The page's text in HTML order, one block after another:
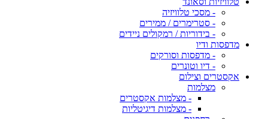
- מסכי טלוויזיה
- סטרימרים / ממירים
- בידוריות / רמקולים ניידים
מדפסות ודיו
- מדפסות וסורקים
- דיו וטונרים
אקסטרים וצילום
מצלמות
- מצלמות אקסטרים
- מצלמות דיגיטליות